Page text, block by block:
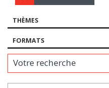
THÈMES
FORMATS
Votre recherche